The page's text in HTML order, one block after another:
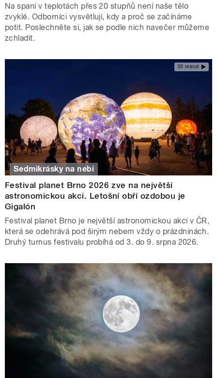
Na spaní v teplotách přes 20 stupňů není naše tělo
zvyklé. Odborníci vysvětlují, kdy a proč se začínáme
potit. Poslechněte si, jak se podle nich navečer můžeme
zchladit.
35 minut
Sedmikrásky na nebi
Festival planet Brno 2026 zve na největší
astronomickou akci. Letošní obří ozdobou je
Gigalón
Festival planet Brno je největší astronomickou akcí v ČR,
která se odehrává pod širým nebem vždy o prázdninách.
Druhý turnus festivalu probíhá od 3. do 9. srpna 2026.